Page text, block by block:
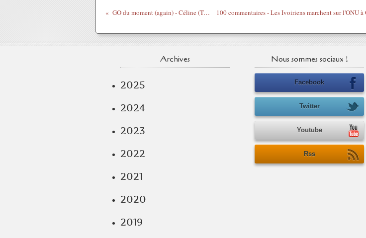
GO du moment (again) - Céline (Tropiques FM)
Archives
2025
2024
2023
2022
2021
2020
2019
Nous sommes sociaux !
Facebook
Twitter
Youtube
Rss